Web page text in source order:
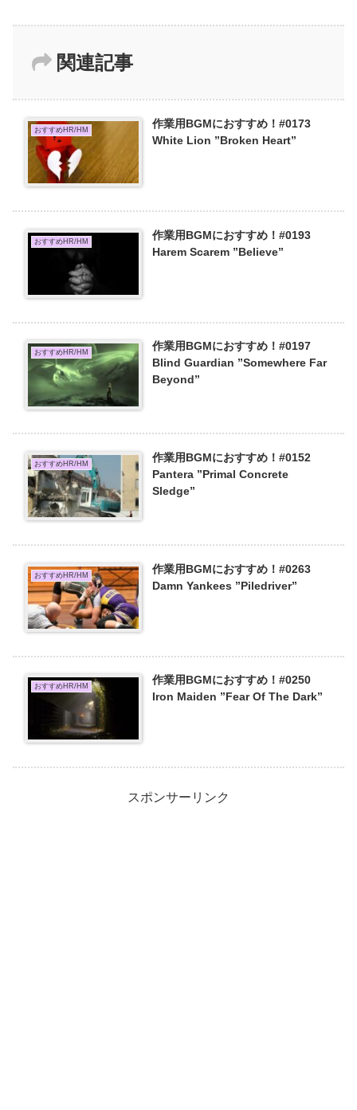
関連記事
おすすめHR/HM
作業用BGMにおすすめ！#0173
White Lion ”Broken Heart”
おすすめHR/HM
作業用BGMにおすすめ！#0193
Harem Scarem ”Believe”
おすすめHR/HM
作業用BGMにおすすめ！#0197
Blind Guardian ”Somewhere Far
Beyond”
おすすめHR/HM
作業用BGMにおすすめ！#0152
Pantera ”Primal Concrete
Sledge”
おすすめHR/HM
作業用BGMにおすすめ！#0263
Damn Yankees ”Piledriver”
おすすめHR/HM
作業用BGMにおすすめ！#0250
Iron Maiden ”Fear Of The Dark”
スポンサーリンク